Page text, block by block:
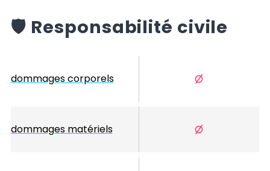
️🛡️ Responsabilité civile
dommages corporels
dommages matériels